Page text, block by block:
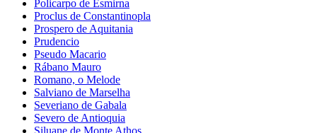
Policarpo de Esmirna
Proclus de Constantinopla
Prospero de Aquitania
Prudencio
Pseudo Macario
Rábano Mauro
Romano, o Melode
Salviano de Marselha
Severiano de Gabala
Severo de Antioquia
Siluane de Monte Athos